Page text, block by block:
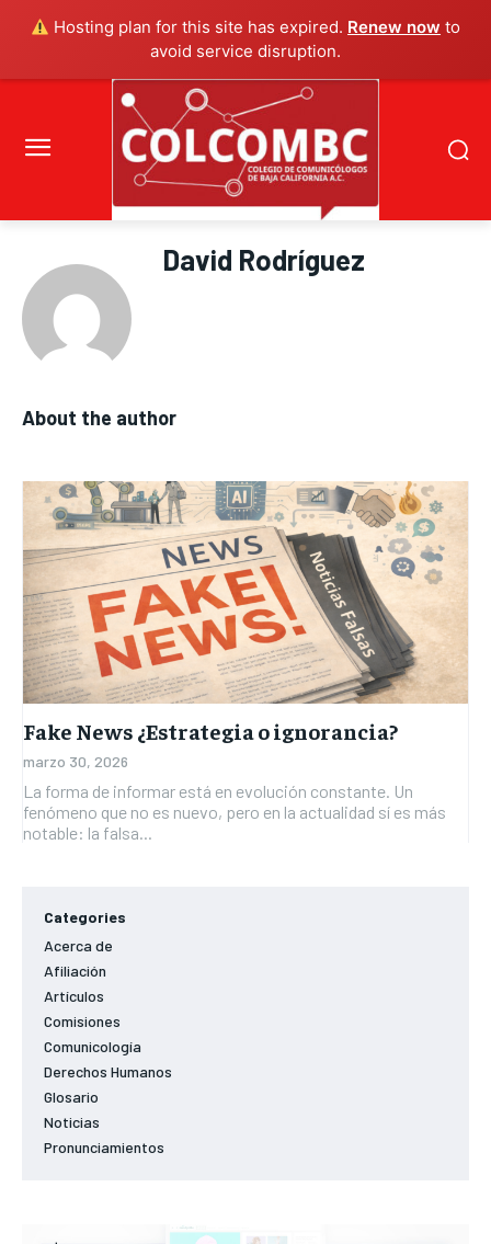
Hosting plan for this site has expired. Renew now to
avoid service disruption.
David Rodríguez
About the author
Fake News ¿Estrategia o ignorancia?
marzo 30, 2026
La forma de informar está en evolución constante. Un
fenómeno que no es nuevo, pero en la actualidad sí es más
notable: la falsa...
Categories
Acerca de
Afiliación
Artículos
Comisiones
Comunicología
Derechos Humanos
Glosario
Noticias
Pronunciamientos